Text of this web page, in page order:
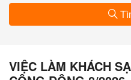
VIỆC LÀM KHÁCH